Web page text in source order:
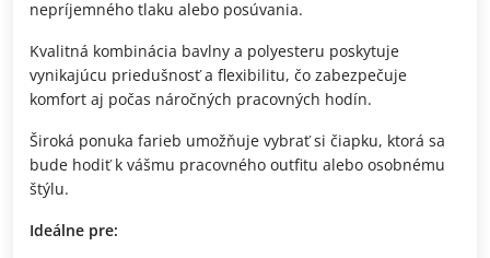
nepríjemného tlaku alebo posúvania.
Kvalitná kombinácia bavlny a polyesteru poskytuje
vynikajúcu priedušnosť a flexibilitu, čo zabezpečuje
komfort aj počas náročných pracovných hodín.
Široká ponuka farieb umožňuje vybrať si čiapku, ktorá sa
bude hodiť k vášmu pracovného outfitu alebo osobnému
štýlu.
Ideálne pre: